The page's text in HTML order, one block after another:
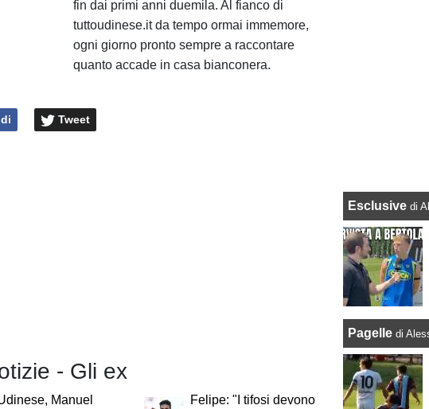
fin dai primi anni duemila. Al fianco di
tuttoudinese.it da tempo ormai immemore,
ogni giorno pronto sempre a raccontare
quanto accade in casa bianconera.
Tweet
- Gli ex
Manuel
Felipe: "I tifosi devono
Esclusive di
Pagelle di